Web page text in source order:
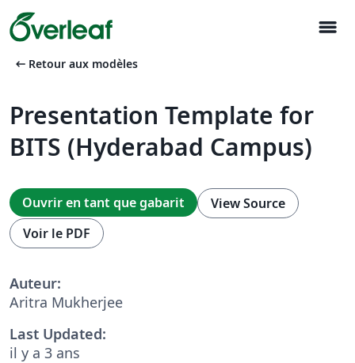
menu
arrow_left_alt Retour aux modèles
Presentation Template for
BITS (Hyderabad Campus)
Ouvrir en tant que gabarit
View Source
Voir le PDF
Auteur:
Aritra Mukherjee
Last Updated:
il y a 3 ans